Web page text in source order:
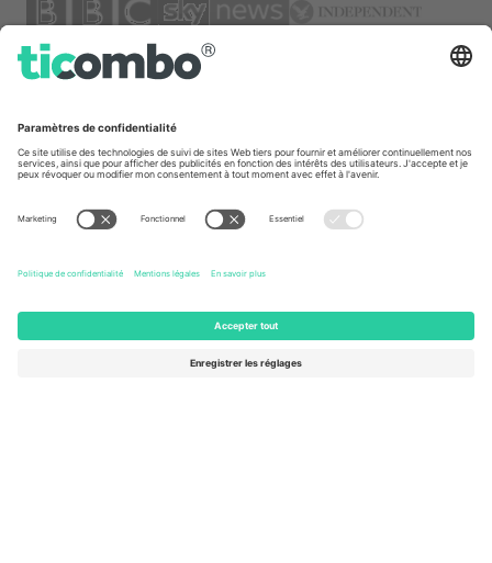
TixProtect
Programme d'affiliation
Comment ça marche
Centre d'information sur la Coupe
Nous contacter